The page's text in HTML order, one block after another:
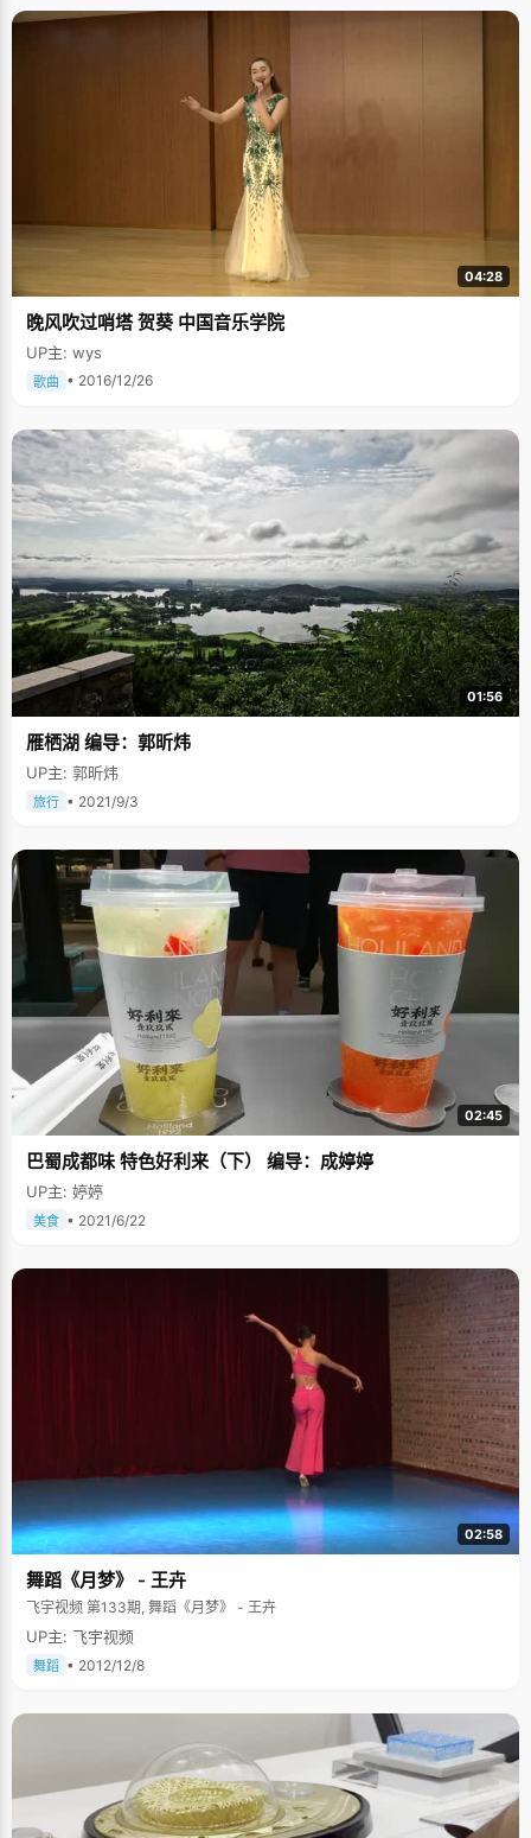
04:28
晚风吹过哨塔 贺葵 中国音乐学院
UP主: wys
歌曲 • 2016/12/26
01:56
雁栖湖 编导：郭昕炜
UP主: 郭昕炜
旅行 • 2021/9/3
02:45
巴蜀成都味 特色好利来（下） 编导：成婷婷
UP主: 婷婷
美食 • 2021/6/22
02:58
舞蹈《月梦》 - 王卉
飞宇视频 第133期, 舞蹈《月梦》 - 王卉
UP主: 飞宇视频
舞蹈 • 2012/12/8